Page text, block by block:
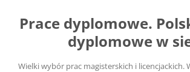
treści
Prace dyplomowe.
dyplomowe w
Wielki wybór prac magisterskich i licencjackich.